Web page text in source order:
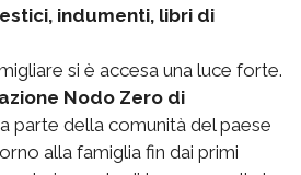
indumenti, libri di
si è accesa una luce forte.
Nodo Zero di
parte della comunità del paese
alla famiglia fin dai primi